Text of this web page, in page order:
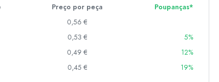
Preço por peça
Poupanças*
0,56 €
0,53 €
5%
0,49 €
12%
0,45 € 19%